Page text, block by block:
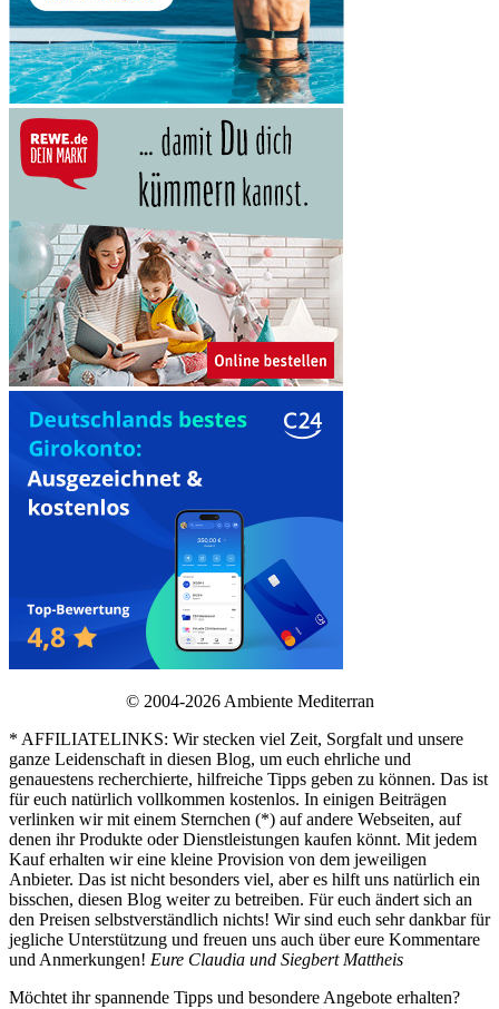
© 2004-2026 Ambiente Mediterran
* AFFILIATELINKS: Wir stecken viel Zeit, Sorgfalt und unsere
ganze Leidenschaft in diesen Blog, um euch ehrliche und
genauestens recherchierte, hilfreiche Tipps geben zu können. Das ist
für euch natürlich vollkommen kostenlos. In einigen Beiträgen
verlinken wir mit einem Sternchen (*) auf andere Webseiten, auf
denen ihr Produkte oder Dienstleistungen kaufen könnt. Mit jedem
Kauf erhalten wir eine kleine Provision von dem jeweiligen
Anbieter. Das ist nicht besonders viel, aber es hilft uns natürlich ein
bisschen, diesen Blog weiter zu betreiben. Für euch ändert sich an
den Preisen selbstverständlich nichts! Wir sind euch sehr dankbar für
jegliche Unterstützung und freuen uns auch über eure Kommentare
und Anmerkungen! Eure Claudia und Siegbert Mattheis
Möchtet ihr spannende Tipps und besondere Angebote erhalten?